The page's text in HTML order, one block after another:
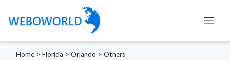
Home > Florida > Orlando > Others